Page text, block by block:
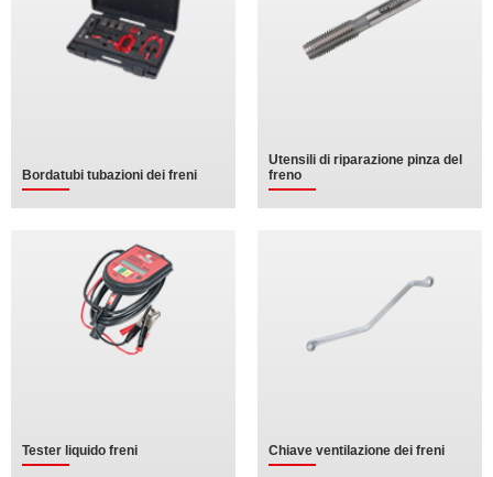
Bordatubi tubazioni dei freni
Utensili di riparazione pinza del
freno
Tester liquido freni Chiave ventilazione dei freni